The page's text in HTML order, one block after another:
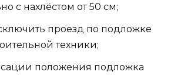
с нахлёстом от 50 см;
проезд по подложке
техники;
положения подложка